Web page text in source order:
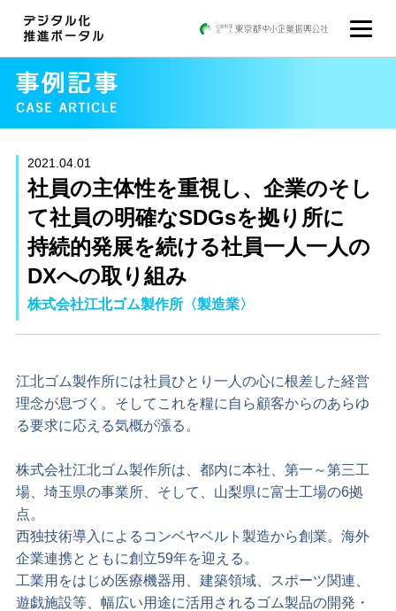
2021.04.01
社員の主体性を重視し、企業のそし
て社員の明確なSDGsを拠り所に
持続的発展を続ける社員一人一人の
DXへの取り組み
株式会社江北ゴム製作所〈製造業〉
江北ゴム製作所には社員ひとり一人の心に根差した経営
理念が息づく。そしてこれを糧に自ら顧客からのあらゆ
る要求に応える気概が漲る。
株式会社江北ゴム製作所は、都内に本社、第一～第三工
場、埼玉県の事業所、そして、山梨県に富士工場の6拠
点。
西独技術導入によるコンベヤベルト製造から創業。海外
企業連携とともに創立59年を迎える。
工業用をはじめ医療機器用、建築領域、スポーツ関連、
遊戯施設等、幅広い用途に活用されるゴム製品の開発・